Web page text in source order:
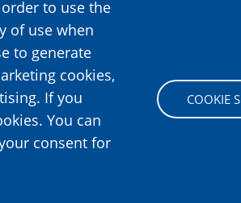
to use the
of use when
to generate
cookies,
If you
You can
consent for
COOKIE
Image